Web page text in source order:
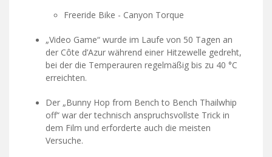
Freeride Bike - Canyon Torque
„Video Game“ wurde im Laufe von 50 Tagen an
der Côte d’Azur während einer Hitzewelle gedreht,
bei der die Temperauren regelmäßig bis zu 40 °C
erreichten.
Der „Bunny Hop from Bench to Bench Thailwhip
off“ war der technisch anspruchsvollste Trick in
dem Film und erforderte auch die meisten
Versuche.